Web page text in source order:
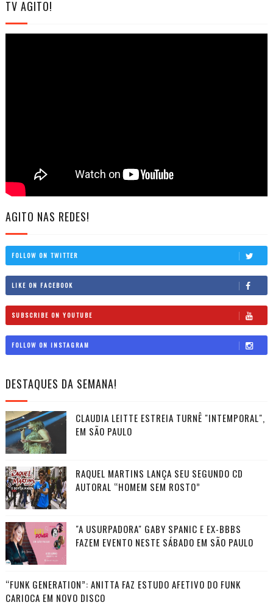
TV AGITO!
AGITO NAS REDES!
FOLLOW ON TWITTER
LIKE ON FACEBOOK
SUBSCRIBE ON YOUTUBE
FOLLOW ON INSTAGRAM
DESTAQUES DA SEMANA!
CLAUDIA LEITTE ESTREIA TURNÊ "INTEMPORAL",
EM SÃO PAULO
RAQUEL MARTINS LANÇA SEU SEGUNDO CD
AUTORAL “HOMEM SEM ROSTO”
"A USURPADORA" GABY SPANIC E EX-BBBS
FAZEM EVENTO NESTE SÁBADO EM SÃO PAULO
“FUNK GENERATION”: ANITTA FAZ ESTUDO AFETIVO DO FUNK
CARIOCA EM NOVO DISCO